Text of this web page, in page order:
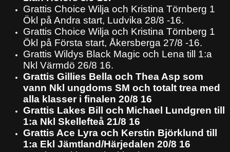
Grattis Choice Wilja och Kristina Törnberg 1
Ökl på Andra start, Ludvika 28/8 -16.
Grattis Choice Wilja och Kristina Törnberg 1
Ökl på Första start, Åkersberga 27/8 -16.
Grattis Wildys Black Magic och Lena till 1:a
Nkl Värmdö 26/8 16.
Grattis Gillies Bella och Thea Asp som
vann Nkl ungdoms SM och totalt trea med
alla klasser i finalen 20/8 16
Grattis Lakes Bill och Michael Lundgren till
1:a Nkl Skellefteå 21/8 16
Grattis Ace Lyra och Kerstin Björklund till
1:a Ekl Jämtland/Härjedalen 20/8 16